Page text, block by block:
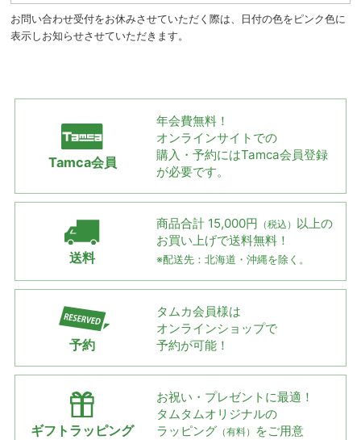
お問い合わせ受付をお休みさせていただく際は、日付の色をピンク色に
表示しお知らせさせていただきます。
Tamca会員
年会費無料！
オンラインサイトでの
購入・予約にはTamca会員登録
が必要です。
送料
商品合計 15,000円 （税込） 以上の
お買い上げで送料無料！
※配送先：北海道・沖縄を除く。
予約
タムカ会員様は
オンラインショップで
予約が可能！
ギフトラッピング
お祝い・プレゼントに最適！
タムタムオリジナルの
ラッピング （有料） をご用意